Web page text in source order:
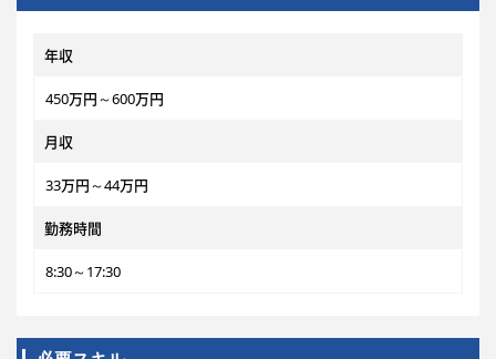
年収
450万円～600万円
月収
33万円～44万円
勤務時間
8:30～17:30